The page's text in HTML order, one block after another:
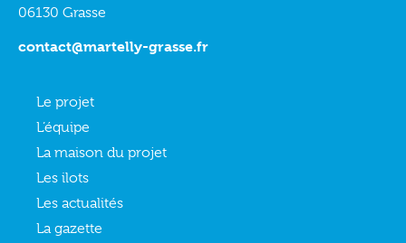
06130 Grasse
contact@martelly-grasse.fr
Le projet
L’équipe
La maison du projet
Les ilots
Les actualités
La gazette